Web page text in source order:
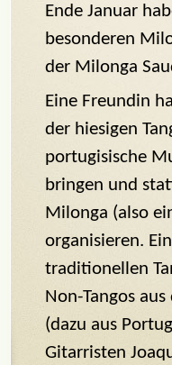
Ende Januar
besonderen
der Milonga
Eine Freundin
der hiesigen
portugisische
bringen und
Milonga (also
organisieren.
traditionellen
Non-Tangos
(dazu aus
Gitarristen